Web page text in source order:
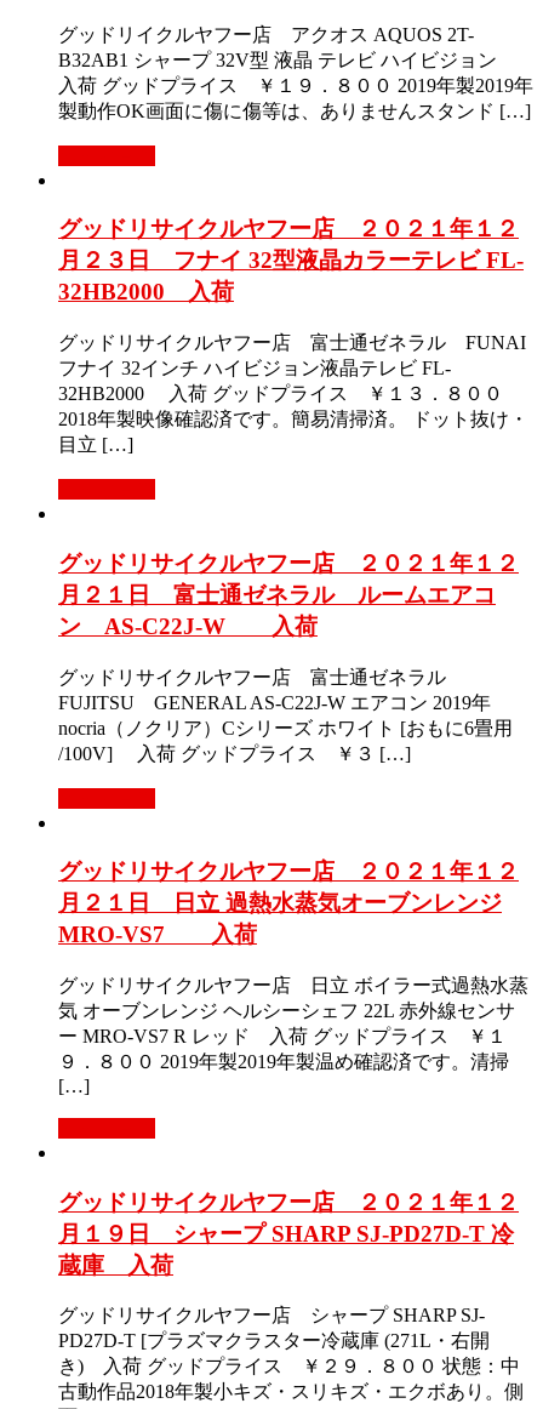
グッドリイクルヤフー店 アクオス AQUOS 2T-
B32AB1 シャープ 32V型 液晶 テレビ ハイビジョン
入荷 グッドプライス ￥１９．８００ 2019年製2019年
製動作OK画面に傷に傷等は、ありませんスタンド […]
グッドリサイクルヤフー店 ２０２１年１２
月２３日 フナイ 32型液晶カラーテレビ FL-
32HB2000 入荷
グッドリサイクルヤフー店 富士通ゼネラル FUNAI
フナイ 32インチ ハイビジョン液晶テレビ FL-
32HB2000 入荷 グッドプライス ￥１３．８００
2018年製映像確認済です。簡易清掃済。 ドット抜け・
目立 […]
グッドリサイクルヤフー店 ２０２１年１２
月２１日 富士通ゼネラル ルームエアコ
ン AS-C22J-W 入荷
グッドリサイクルヤフー店 富士通ゼネラル
FUJITSU GENERAL AS-C22J-W エアコン 2019年
nocria（ノクリア）Cシリーズ ホワイト [おもに6畳用
/100V] 入荷 グッドプライス ￥３ […]
グッドリサイクルヤフー店 ２０２１年１２
月２１日 日立 過熱水蒸気オーブンレンジ
MRO-VS7 入荷
グッドリサイクルヤフー店 日立 ボイラー式過熱水蒸
気 オーブンレンジ ヘルシーシェフ 22L 赤外線センサ
ー MRO-VS7 R レッド 入荷 グッドプライス ￥１
９．８００ 2019年製2019年製温め確認済です。清掃
[…]
グッドリサイクルヤフー店 ２０２１年１２
月１９日 シャープ SHARP SJ-PD27D-T 冷
蔵庫 入荷
グッドリサイクルヤフー店 シャープ SHARP SJ-
PD27D-T [プラズマクラスター冷蔵庫 (271L・右開
き) 入荷 グッドプライス ￥２９．８００ 状態：中
古動作品2018年製小キズ・スリキズ・エクボあり。側